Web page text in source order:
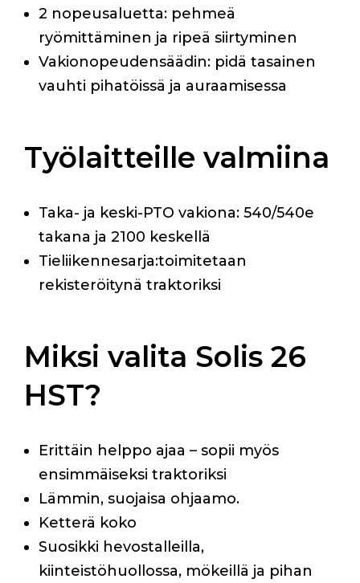
2 nopeusaluetta: pehmeä
ryömittäminen ja ripeä siirtyminen
Vakionopeudensäädin: pidä tasainen
vauhti pihatöissä ja auraamisessa
Työlaitteille valmiina
Taka- ja keski-PTO vakiona: 540/540e
takana ja 2100 keskellä
Tieliikennesarja:toimitetaan
rekisteröitynä traktoriksi
Miksi valita Solis 26
HST?
Erittäin helppo ajaa – sopii myös
ensimmäiseksi traktoriksi
Lämmin, suojaisa ohjaamo.
Ketterä koko
Suosikki hevostalleilla,
kiinteistöhuollossa, mökeillä ja pihan